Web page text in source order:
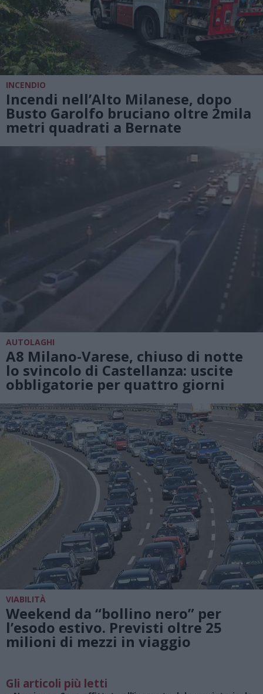
INCENDIO
Incendi nell’Alto Milanese, dopo
Busto Garolfo bruciano oltre 2mila
metri quadrati a Bernate
AUTOLAGHI
A8 Milano-Varese, chiuso di notte
lo svincolo di Castellanza: uscite
obbligatorie per quattro giorni
VIABILITÀ
Weekend da “bollino nero” per
l’esodo estivo. Previsti oltre 25
milioni di mezzi in viaggio
Gli articoli più letti